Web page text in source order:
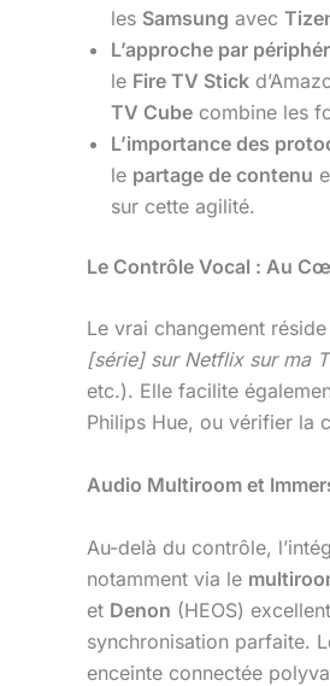
les Samsung avec
L’approche par
le Fire TV Stick
TV Cube combine les
L’importance des
le partage de contenu
sur cette agilité.
Le Contrôle Vocal : Au
Le vrai changement réside
[série] sur Netflix sur ma
etc.). Elle facilite
Philips Hue, ou vérifier la
Audio Multiroom et
Au-delà du contrôle,
notamment via le
et Denon (HEOS)
synchronisation parfaite.
enceinte connectée